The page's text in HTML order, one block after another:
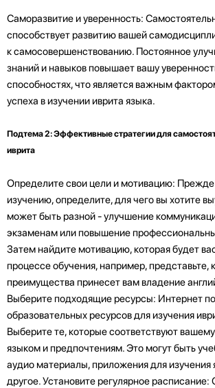
Саморазвитие и уверенность:
способствует развитию вашей
к самосовершенствованию. Постоянное
знаний и навыков повышает вашу
способностях, что является важным
успеха в изучении иврита языка.
Подтема 2: Эффективные стратегии для
иврита
Определите свои цели и мотивацию: Прежде
изучению, определите, для чего вы хотите
может быть разной - улучшение
экзаменам или повышение
Затем найдите мотивацию, которая будет
процессе обучения, например, представьте,
преимущества принесет вам владение
Выберите подходящие ресурсы: Интернет
образовательных ресурсов для изучения
Выберите те, которые соответствуют
языком и предпочтениям. Это могут быть
аудио материалы, приложения для изучения
другое. Установите регулярное